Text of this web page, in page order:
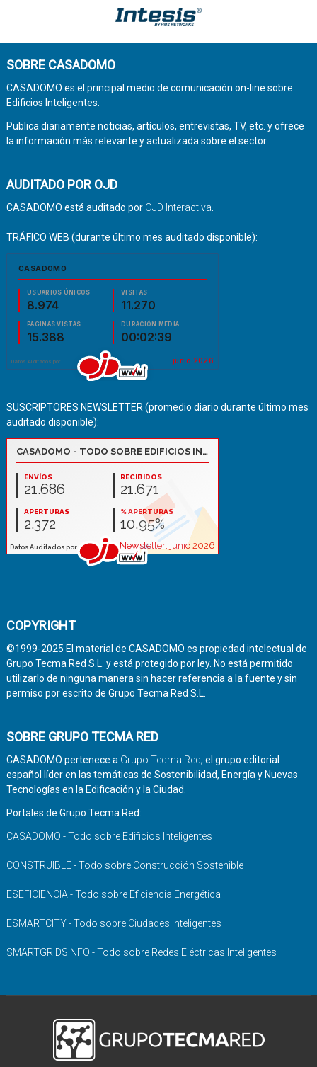
SOBRE CASADOMO
CASADOMO es el principal medio de comunicación on-line sobre
Edificios Inteligentes.
Publica diariamente noticias, artículos, entrevistas, TV, etc. y ofrece
la información más relevante y actualizada sobre el sector.
AUDITADO POR OJD
CASADOMO está auditado por OJD Interactiva
TRÁFICO WEB (durante último mes auditado disponible):
SUSCRIPTORES NEWSLETTER (promedio diario durante último mes
auditado disponible):
COPYRIGHT
©1999-2025 El material de CASADOMO es propiedad intelectual de
Grupo Tecma Red S.L. y está protegido por ley. No está permitido
utilizarlo de ninguna manera sin hacer referencia a la fuente y sin
permiso por escrito de Grupo Tecma Red S.L.
SOBRE GRUPO TECMA RED
CASADOMO pertenece a Grupo Tecma Red, el grupo editorial
español líder en las temáticas de Sostenibilidad, Energía y Nuevas
Tecnologías en la Edificación y la Ciudad.
Portales de Grupo Tecma Red:
CASADOMO - Todo sobre Edificios Inteligentes
CONSTRUIBLE - Todo sobre Construcción Sostenible
ESEFICIENCIA - Todo sobre Eficiencia Energética
ESMARTCITY - Todo sobre Ciudades Inteligentes
SMARTGRIDSINFO - Todo sobre Redes Eléctricas Inteligentes